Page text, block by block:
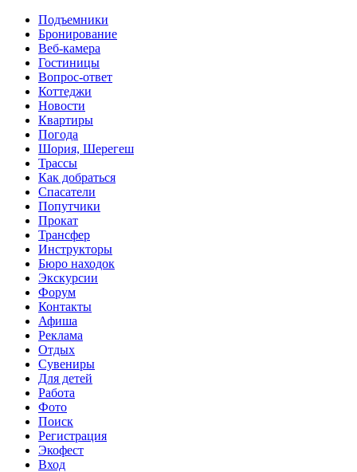
Перейти к основному содержанию
Подъемники
Бронирование
Веб-камера
Гостиницы
Вопрос-ответ
Коттеджи
Новости
Квартиры
Погода
Шория, Шерегеш
Трассы
Как добраться
Спасатели
Попутчики
Прокат
Трансфер
Инструкторы
Бюро находок
Экскурсии
Форум
Контакты
Афиша
Реклама
Отдых
Сувениры
Для детей
Работа
Фото
Поиск
Регистрация
Экофест
Вход